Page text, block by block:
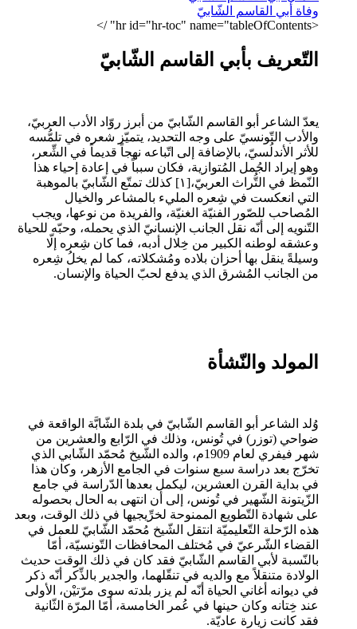
وفاة أبي القاسم الشّابيّ
<hr id="hr-toc" name="tableOfContents" />
التّعريف بأبي القاسم الشّابيّ
يعدّ الشاعر أبو القاسم الشّابيّ من أبرز روّاد الأدب العربيّ،
والأدب التّونسيّ على وجه التحديد، يتميّز شعره في تلمُّسه
للأثر الأندلُسيّ، بالإضافة إلى اتّباعه نهجاً قديماً في الشِّعر،
وهو إيراد الجُمل المُتوازية، فكان سبباً في إعادة إحياء هذا
النّمظ في التُّراث العربيّ،[١] كذلك تمتّع الشّابيّ بالموهبة
التي انعكست في شِعره المليء بالمشاعر والخيال
المُصاحب للصّور الفنيّة الغنيّة، والفريدة من نوعها، ويجب
التّنويه إلى أنّه نقل الجانب الإنسانيّ الذي يحمله، وحبّه للحياة
وعشقه لوطنه الكبير من خِلال أدبه، فما كان شِعره إلّا
وسيلةً ينقل بها أحزان بلاده ومُشكلاته، كما لم يخلُ شِعره
من الجانب المُشرق الذي يدفع لحبّ الحياة والإنسان.
المولد والنّشأة
وُلد الشاعر أبو القاسم الشّابيّ في بلدة الشّابَّة الواقعة في
ضواحي (توزر) في تُونس، وذلك في الرّابع والعشرين من
شهر فيفري لعام 1909م، والده الشّيخ مُحمّد الشّابي الذي
تخرّج بعد دراسة سبع سنوات في الجامع الأزهر، وكان هذا
في بداية القرن العشرين، ليكمل بعدها الدّراسة في جامع
الزّيتونة الشّهير في تُونس، إلى أن انتهى به الحال بحصوله
على شهادة التّطويع الممنوحة لخرِّيجيها في ذلك الوقت، وبعد
هذه الرّحلة التّعليميّة انتقل الشّيخ مُحمّد الشّابيّ للعمل في
القضاء الشّرعيّ في مُختلف المحافظات التّونسيّة، أمّا
بالنّسبة لأبي القاسم الشّابيّ فقد كان في ذلك الوقت حديث
الولادة متنقلاً مع والديه في تنقّلهما، والجدير بالذِّكر أنّه ذكر
في ديوانه أغاني الحياة أنّه لم يزر بلدته سوى مرّتيْن، الأولى
عند خِتانه وكان حينها في عُمر الخامسة، أمّا المرّة الثّانية
فقد كانت زيارة عاديّة.